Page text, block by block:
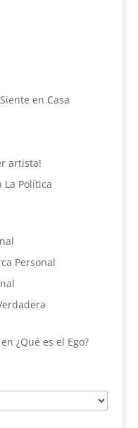
en Casa
artista!
La Política
Personal
en ¿Qué es el Ego?